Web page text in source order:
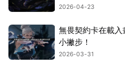
2026-04-23
無畏契約卡在載
小撇步！
2026-03-31